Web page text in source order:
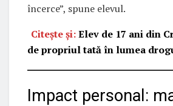
încerce”, spune elevul.
Citește și:Elev de 17 ani din
de propriul tată în lumea
Impact personal: